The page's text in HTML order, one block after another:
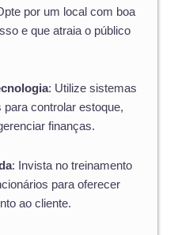
por um local com boa
e que atraia o público
: Utilize sistemas
controlar estoque,
finanças.
: Invista no treinamento
para oferecer
ao cliente.